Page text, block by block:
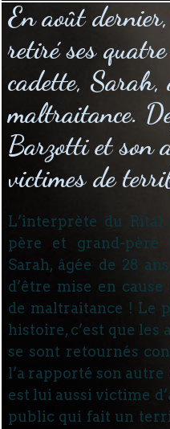
En août
retiré ses
cadette, Sarah,
maltraitance.
Barzotti et son
victimes de
L’interprète du
père et grand-
Sarah, âgée de 28
d’être mise en
de maltraitance ! Le
histoire, c’est que les
se sont retournés
l’a rapporté son
est lui aussi victime
public qui fait un